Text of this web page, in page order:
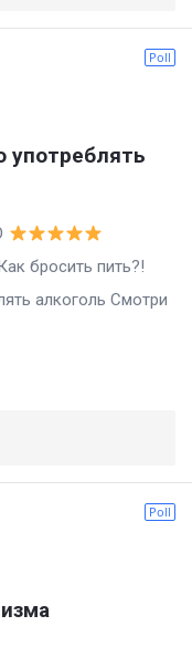
Poll
употреблять
алкоголь Смотри
Poll